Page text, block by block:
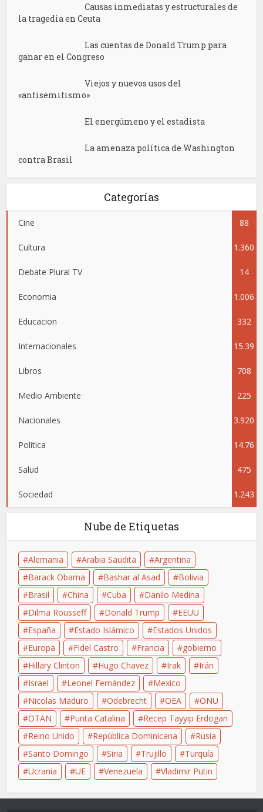
Causas inmediatas y estructurales de
la tragedia en Ceuta
Las cuentas de Donald Trump para
ganar en el Congreso
Viejos y nuevos usos del
«antisemitismo»
El energúmeno y el estadista
La amenaza política de Washington
contra Brasil
Categorías
Cine 88
Cultura 1.360
Debate Plural TV 14
Economia 1.006
Educacion 332
Internacionales 15.39
5
Libros 708
Medio Ambiente 225
Nacionales 3.920
Politica 14.76
4
Salud 475
Sociedad 1.243
Nube de Etiquetas
Alemania Arabia Saudita
Argentina
Barack Obama
Bashar al Asad
Bolivia
Brasil
China Cuba
Danilo Medina
Dilma Rousseff
Donald Trump
EEUU
España
Estado Islámico
Estados Unidos
Europa
Fidel Castro Francia
gobierno
Hillary Clinton
Hugo Chavez Irak
Irán
Israel
Leonel Fernández
Mexico
Nicolas Maduro
Odebrecht OEA
ONU
OTAN
Punta Catalina
Recep Tayyip Erdogan
Reino Unido
República Dominicana
Rusia
Santo Domingo
Siria Trujillo
Turquía
Ucrania
UE Venezuela Vladimir Putin